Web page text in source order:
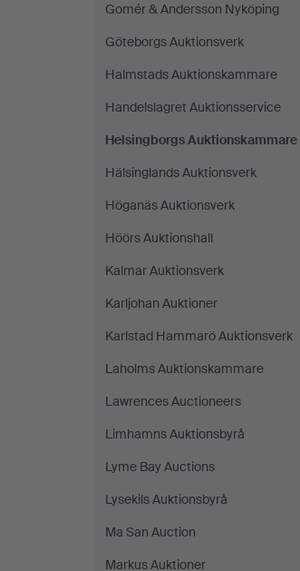
Gomér & Andersson Nyköping
Göteborgs Auktionsverk
Halmstads Auktionskammare
Handelslagret Auktionsservice
Helsingborgs Auktionskammare
Hälsinglands Auktionsverk
Höganäs Auktionsverk
Höörs Auktionshall
Kalmar Auktionsverk
Karljohan Auktioner
Karlstad Hammarö Auktionsverk
Laholms Auktionskammare
Lawrences Auctioneers
Limhamns Auktionsbyrå
Lyme Bay Auctions
Lysekils Auktionsbyrå
Ma San Auction
Markus Auktioner